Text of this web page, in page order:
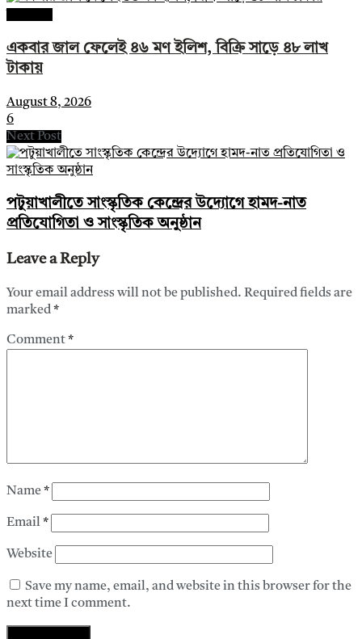
একবার জাল ফেলেই ৪৬ মণ ইলিশ, বিক্রি সাড়ে ৪৮ লাখ
টাকায়
August 8, 2026
6
Next Post
পটুয়াখালীতে সাংস্কৃতিক কেন্দ্রের উদ্যোগে হামদ-নাত
প্রতিযোগিতা ও সাংস্কৃতিক অনুষ্ঠান
Leave a Reply
Your email address will not be published. Required fields are
marked*
Comment*
Name*
Email*
Website
Save my name, email, and website in this browser for the
next time I comment.